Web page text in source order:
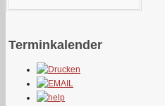
Terminkalender